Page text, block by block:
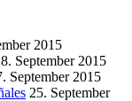
2015
September 2015
September 2015
25. September